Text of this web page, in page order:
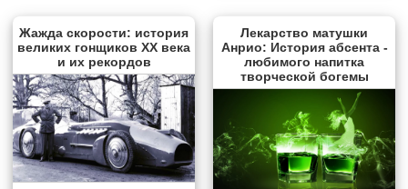
Жажда скорости: история
великих гонщиков XX века
и их рекордов
Лекарство матушки
Анрио: История абсента -
любимого напитка
творческой богемы